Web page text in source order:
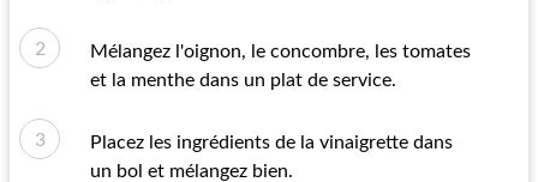
Mélangez l'oignon, le concombre, les tomates
et la menthe dans un plat de service.
Placez les ingrédients de la vinaigrette dans
un bol et mélangez bien.